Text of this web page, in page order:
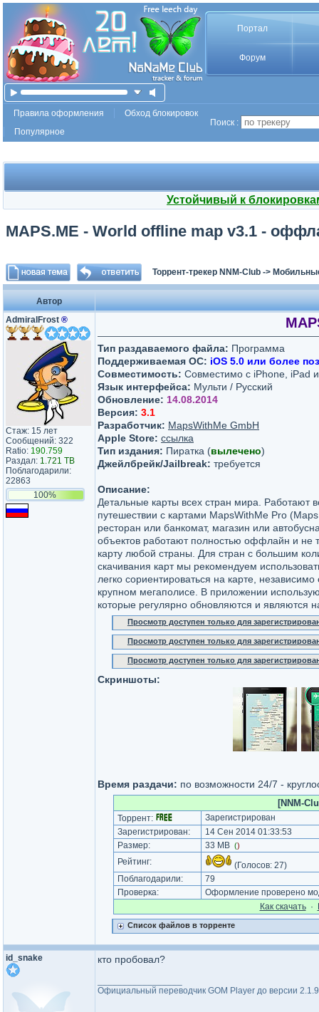
Портал
Форум
Правила оформления
Обход блокировок
Популярное
Поиск :
Устойчивый к
MAPS.ME - World offline map v3.1 -
Торрент-трекер NNM-Club ->
Автор
AdmiralFrost ®
Стаж: 15 лет
Сообщений: 322
Ratio: 190.759
Раздал: 1.721 TB
Поблагодарили:
22863
100%
Тип раздаваемого файла: Программа
Поддерживаемая ОС: iOS 5.0 или более
Совместимость: Совместимо с iPhone, iPad
Язык интерфейса: Мульти / Русский
Обновление: 14.08.2014
Версия: 3.1
Разработчик: MapsWithMe GmbH
Apple Store: ссылка
Тип издания: Пиратка (вылечено)
Джейлбрейк/Jailbreak: требуется
Описание:
Детальные карты всех стран мира. Работают
путешествии с картами MapsWithMe Pro
ресторан или банкомат, магазин или
объектов работают полностью оффлайн и не
карту любой страны. Для стран с большим
скачивания карт мы рекомендуем
легко сориентироваться на карте,
крупном мегаполисе. В приложении
которые регулярно обновляются и являются
Просмотр доступен только для
Просмотр доступен только для
Просмотр доступен только для
Скриншоты:
Время раздачи: по возможности 24/7 -
[NNM-
Торрент:
Зарегистрирован
Зарегистрирован:
14 Сен 2014 01:33:53
Размер:
33 MB ()
Рейтинг: (Голосов: 27)
Поблагодарили:
79
Проверка:
Оформление проверено
Как cкачать·
Список файлов в торренте
id_snake кто пробовал?
Официальный переводчик GOM Player до версии